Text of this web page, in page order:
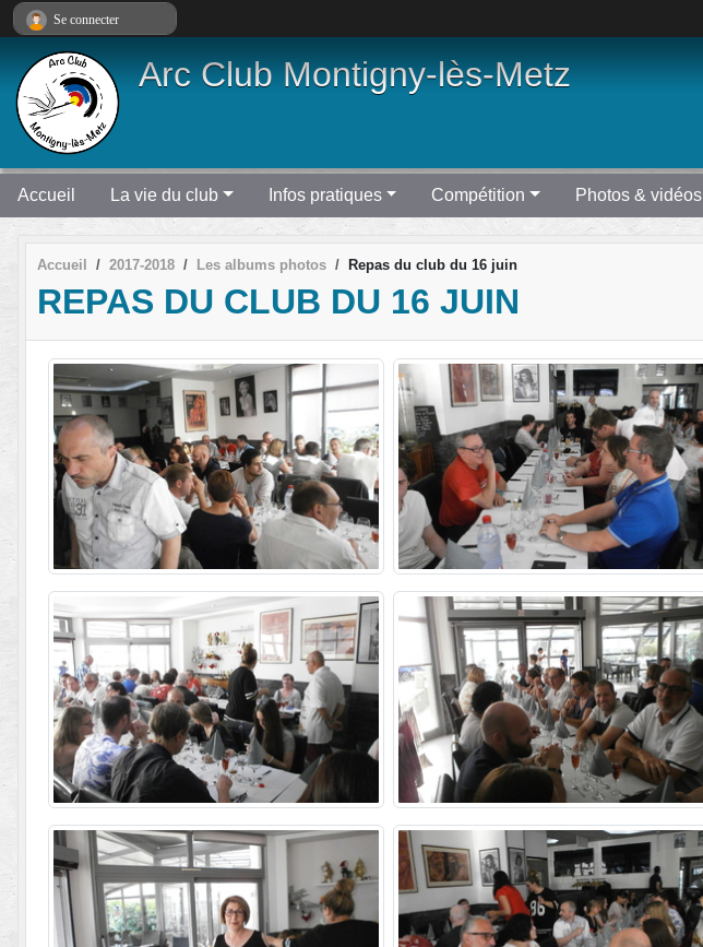
Arc Club Montigny-lès-Metz
Accueil La vie du club Infos pratiques Compétition Photos & vidéos
Accueil 2017-2018 Les albums photos Repas du club du 16 juin
REPAS DU CLUB DU 16 JUIN
Se connecter
Panneau de gestion des cookies